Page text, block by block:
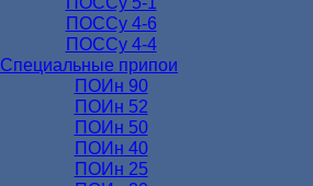
ПОССу 4-6
ПОССу 4-4
Специальные припои
ПОИн 90
ПОИн 52
ПОИн 50
ПОИн 40
ПОИн 25